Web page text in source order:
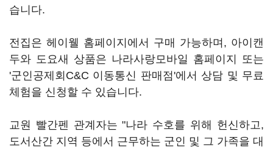
습니다.
전집은 헤이웰 홈페이지에서 구매 가능하며, 아이캔
두와 도요새 상품은 나라사랑모바일 홈페이지 또는
'군인공제회C&C 이동통신 판매점'에서 상담 및 무료
체험을 신청할 수 있습니다.
교원 빨간펜 관계자는 "나라 수호를 위해 헌신하고,
도서산간 지역 등에서 근무하는 군인 및 그 가족을 대